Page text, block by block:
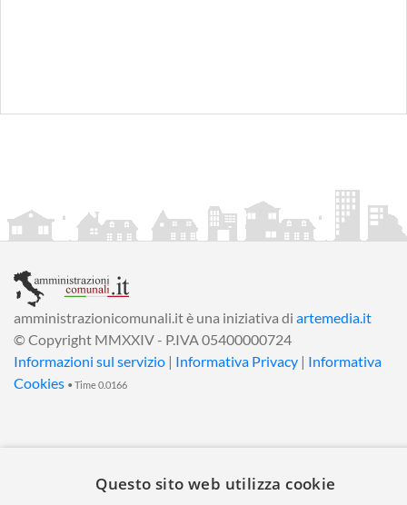
amministrazionicomunali.it è una iniziativa di artemedia.it
© Copyright MMXXIV - P.IVA 05400000724
Informazioni sul servizio | Informativa Privacy | Informativa
Cookies • Time 0.0166
Questo sito web utilizza cookie